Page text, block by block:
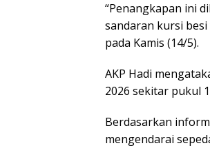
“Penangkapan ini
sandaran kursi
pada Kamis (14/5).
AKP Hadi
2026 sekitar pukul
Berdasarkan
mengendarai